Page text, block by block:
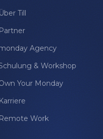
Über Till
Partner
Agency
& Workshop
Your Monday
Karriere
Remote Work